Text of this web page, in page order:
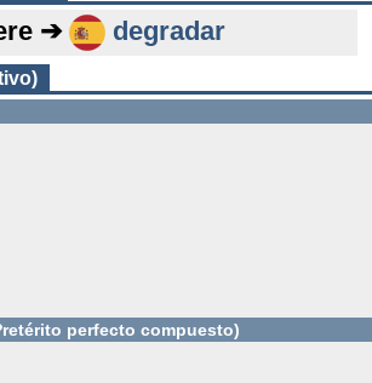
➔ degradar
perfecto compuesto)